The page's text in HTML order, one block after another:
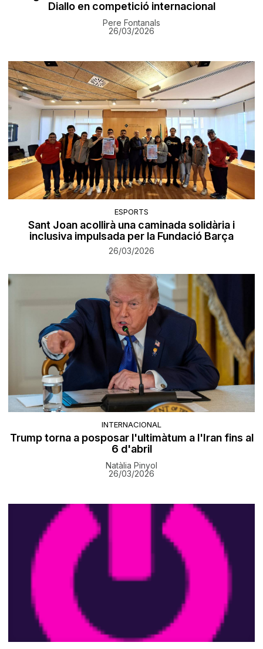
Diallo en competició internacional
Pere Fontanals
26/03/2026
ESPORTS
Sant Joan acollirà una caminada solidària i
inclusiva impulsada per la Fundació Barça
26/03/2026
INTERNACIONAL
Trump torna a posposar l'ultimàtum a l'Iran fins al
6 d'abril
Natàlia Pinyol
26/03/2026